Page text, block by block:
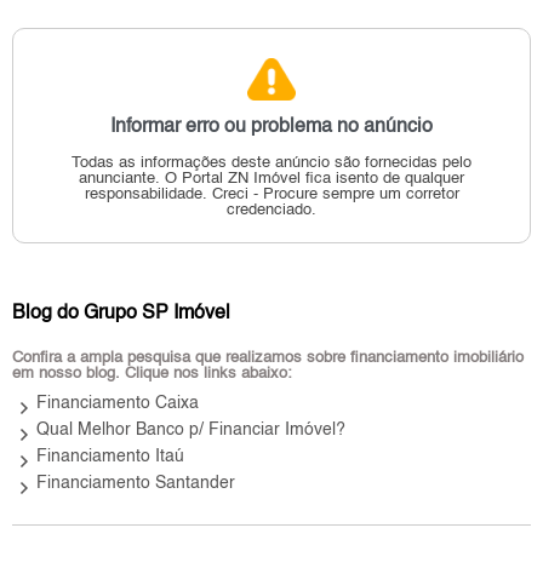
Informar erro ou problema no anúncio
Todas as informações deste anúncio são fornecidas pelo
anunciante. O Portal ZN Imóvel fica isento de qualquer
responsabilidade. Creci - Procure sempre um corretor
credenciado.
Blog do Grupo SP Imóvel
Confira a ampla pesquisa que realizamos sobre financiamento imobiliário
em nosso blog. Clique nos links abaixo:
keyboard_arrow_right Financiamento Caixa
keyboard_arrow_right Qual Melhor Banco p/ Financiar Imóvel?
keyboard_arrow_right Financiamento Itaú
keyboard_arrow_right Financiamento Santander